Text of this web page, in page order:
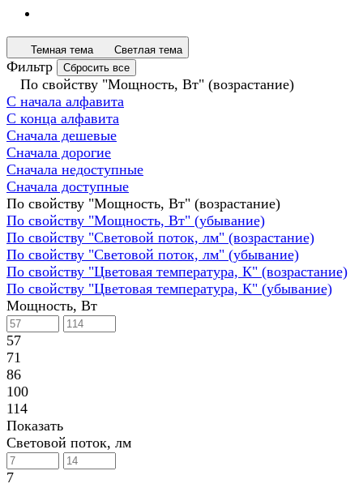
Темная тема Светлая тема
Фильтр Сбросить все
По свойству "Мощность, Вт" (возрастание)
С начала алфавита
С конца алфавита
Сначала дешевые
Сначала дорогие
Сначала недоступные
Сначала доступные
По свойству "Мощность, Вт" (возрастание)
По свойству "Мощность, Вт" (убывание)
По свойству "Световой поток, лм" (возрастание)
По свойству "Световой поток, лм" (убывание)
По свойству "Цветовая температура, К" (возрастание)
По свойству "Цветовая температура, К" (убывание)
Мощность, Вт
57
71
86
100
114
Показать
Световой поток, лм
7